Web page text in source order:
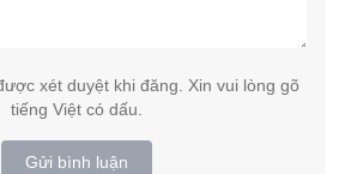
xét duyệt khi đăng. Xin vui lòng gõ
tiếng Việt có dấu.
Gửi bình luận